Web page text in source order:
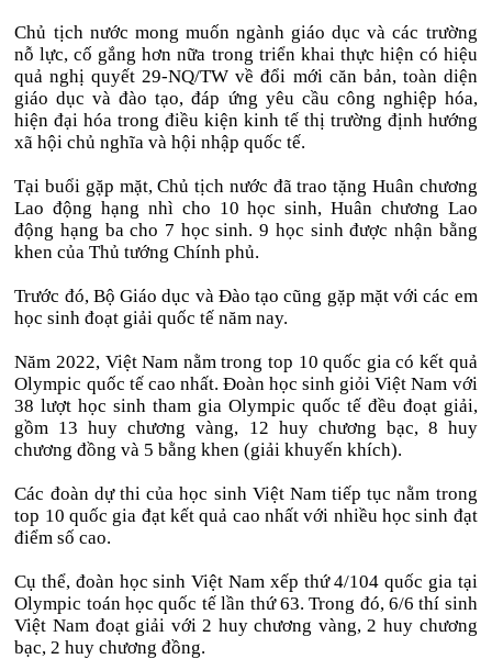
Chủ tịch nước mong muốn ngành giáo dục và các trường
nỗ lực, cố gắng hơn nữa trong triển khai thực hiện có hiệu
quả nghị quyết 29-NQ/TW về đổi mới căn bản, toàn diện
giáo dục và đào tạo, đáp ứng yêu cầu công nghiệp hóa,
hiện đại hóa trong điều kiện kinh tế thị trường định hướng
xã hội chủ nghĩa và hội nhập quốc tế.
Tại buổi gặp mặt, Chủ tịch nước đã trao tặng Huân chương
Lao động hạng nhì cho 10 học sinh, Huân chương Lao
động hạng ba cho 7 học sinh. 9 học sinh được nhận bằng
khen của Thủ tướng Chính phủ.
Trước đó, Bộ Giáo dục và Đào tạo cũng gặp mặt với các em
học sinh đoạt giải quốc tế năm nay.
Năm 2022, Việt Nam nằm trong top 10 quốc gia có kết quả
Olympic quốc tế cao nhất. Đoàn học sinh giỏi Việt Nam với
38 lượt học sinh tham gia Olympic quốc tế đều đoạt giải,
gồm 13 huy chương vàng, 12 huy chương bạc, 8 huy
chương đồng và 5 bằng khen (giải khuyến khích).
Các đoàn dự thi của học sinh Việt Nam tiếp tục nằm trong
top 10 quốc gia đạt kết quả cao nhất với nhiều học sinh đạt
điểm số cao.
Cụ thể, đoàn học sinh Việt Nam xếp thứ 4/104 quốc gia tại
Olympic toán học quốc tế lần thứ 63. Trong đó, 6/6 thí sinh
Việt Nam đoạt giải với 2 huy chương vàng, 2 huy chương
bạc, 2 huy chương đồng.